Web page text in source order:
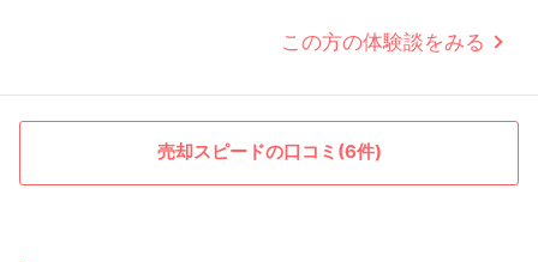
この方の体験談をみる
売却スピードの口コミ(6件)